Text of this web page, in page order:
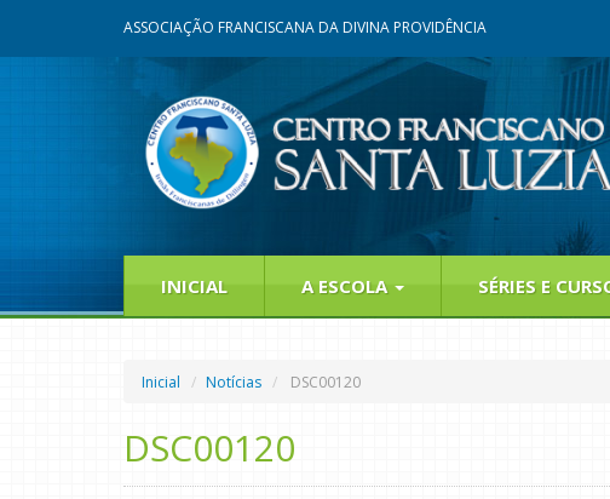
ASSOCIAÇÃO FRANCISCANA DA DIVINA PROVIDÊNCIA
INICIAL A ESCOLA SÉRIES E
Inicial Notícias DSC00120
DSC00120